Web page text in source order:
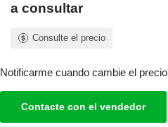
a consultar
Consulte el precio
Notificarme cuando cambie el precio
Contacte con el vendedor